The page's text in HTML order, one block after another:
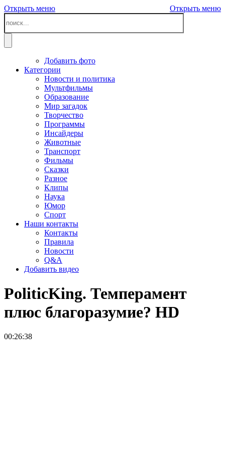
Открыть меню Открыть меню
Добавить фото
Категории
Новости и политика
Мультфильмы
Образование
Мир загадок
Творчество
Программы
Инсайдеры
Животные
Транспорт
Фильмы
Сказки
Разное
Клипы
Наука
Юмор
Спорт
Наши контакты
Контакты
Правила
Новости
Q&A
Добавить видео
PoliticKing. Темперамент
плюс благоразумие? HD
00:26:38